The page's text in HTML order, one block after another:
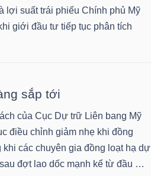
lợi suất trái phiếu Chính phủ Mỹ
giới đầu tư tiếp tục phân tích
sắp tới
của Cục Dự trữ Liên bang Mỹ
điều chỉnh giảm nhẹ khi đồng
các chuyên gia đồng loạt hạ dự
đợt lao dốc mạnh kể từ đầu …